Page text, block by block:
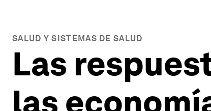
SALUD Y SISTEMAS DE SALUD
Las
las